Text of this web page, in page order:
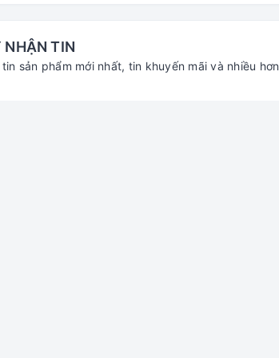
TIN
sản phẩm mới nhất, tin khuyến mãi và nhiều hơn